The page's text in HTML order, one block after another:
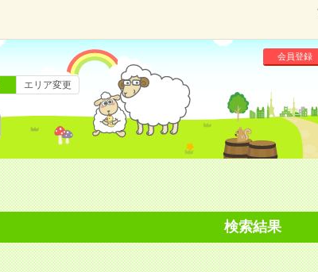
会員登録
エリア変更
検索結果